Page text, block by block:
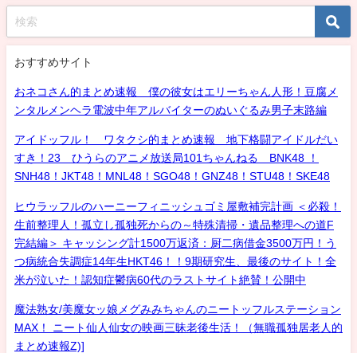
おすすめサイト
おネコさん的まとめ速報 僕の彼女はエリーちゃん人形！豆腐メ
ンタルメンヘラ電波中年アルバイターのぬいぐるみ男子末路編
アイドッフル！ ワタクシ的まとめ速報 地下格闘アイドルだい
すき！23 ひうらのアニメ放送局101ちゃんねる BNK48 ！
SNH48！JKT48！MNL48！SGO48！GNZ48！STU48！SKE48
ヒウラッフルのハーニーフィニッシュゴミ屋敷補完計画 ＜必殺！
生前整理人！孤立し孤独死からの～特殊清掃・遺品整理への道F
完結編＞ キャッシング計1500万返済：厨二病借金3500万円！う
つ病統合失調症14年生HKT46！！9期研究生、最後のサイト！全
米が泣いた！認知症鬱病60代のラストサイト絶賛！公開中
魔法熟女/美魔女ッ娘メグみみちゃんのニートッフルステーション
MAX！ ニート仙人仙女の映画三昧老後生活！（無職孤独居老人的
まとめ速報Z)]